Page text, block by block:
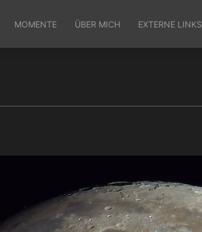
MOMENTE ÜBER MICH EXTERNE LINKS